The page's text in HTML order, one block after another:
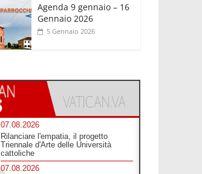
Agenda 9 gennaio – 16
Gennaio 2026
5 Gennaio 2026
07.08.2026
Rilanciare l'empatia, il progetto
Triennale d'Arte delle Università
cattoliche
07.08.2026